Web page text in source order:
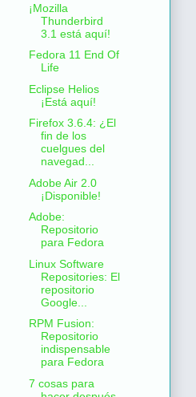
¡Mozilla
Thunderbird
3.1 está aquí!
Fedora 11 End Of
Life
Eclipse Helios
¡Está aquí!
Firefox 3.6.4: ¿El
fin de los
cuelgues del
navegad...
Adobe Air 2.0
¡Disponible!
Adobe:
Repositorio
para Fedora
Linux Software
Repositories: El
repositorio
Google...
RPM Fusion:
Repositorio
indispensable
para Fedora
7 cosas para